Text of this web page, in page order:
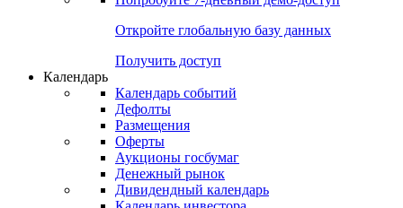
Откройте глобальную базу данных
Получить доступ
Календарь
Календарь событий
Дефолты
Размещения
Оферты
Аукционы госбумаг
Денежный рынок
Дивидендный календарь